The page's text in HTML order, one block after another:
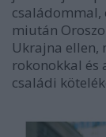
családommal,
miután
Ukrajna ellen,
rokonokkal és
családi